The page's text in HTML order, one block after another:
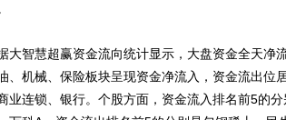
智慧超赢资金流向统计显示，大盘资金全天净流
、机械、保险板块呈现资金净流入，资金流出位
业连锁、银行。个股方面，资金流入排名前5的